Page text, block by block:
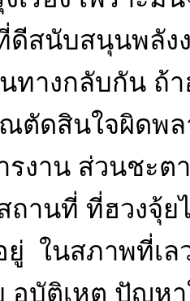
ดีสนับสนุนพลั
ทางกลับกัน ถ้
ตัดสินใจผิดพล
รงาน ส่วนชะต
ถานที่ ที่ฮวงจุ้
ในสภาพที่เล
อุบัติเหตุ ปัญห